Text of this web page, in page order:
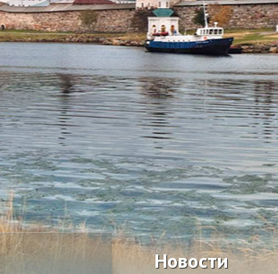
Новости